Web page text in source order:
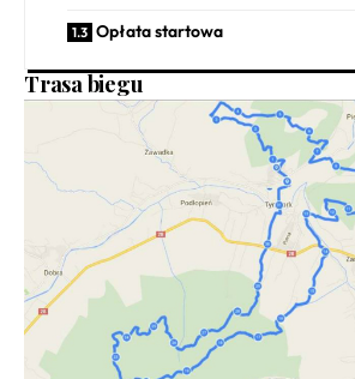
Opłata startowa
Trasa biegu